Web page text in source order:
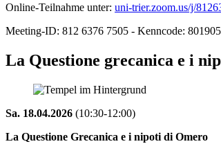
Online-Teilnahme unter: uni-trier.zoom.us/j/
Meeting-ID: 812 6376 7505 - Kenncode:
La Questione grecanica e i
Sa. 18.04.2026 (10:30-12:00)
La Questione Grecanica e i nipoti di Omero